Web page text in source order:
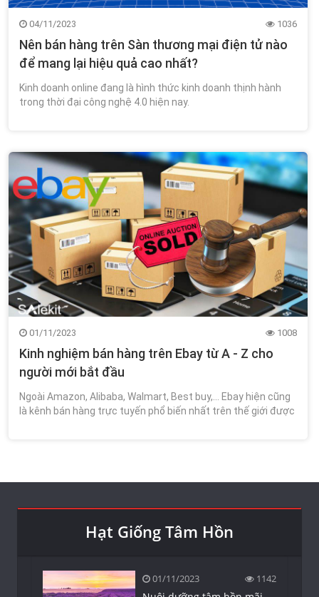
04/11/2023 1036
Nên bán hàng trên Sàn thương mại điện tử nào
để mang lại hiệu quả cao nhất?
Kinh doanh online đang là hình thức kinh doanh thịnh hành
trong thời đại công nghệ 4.0 hiện nay.
01/11/2023 1008
Kinh nghiệm bán hàng trên Ebay từ A - Z cho
người mới bắt đầu
Ngoài Amazon, Alibaba, Walmart, Best buy,... Ebay hiện cũng
là kênh bán hàng trực tuyến phổ biến nhất trên thế giới được
Hạt Giống Tâm Hồn
01/11/2023 1142